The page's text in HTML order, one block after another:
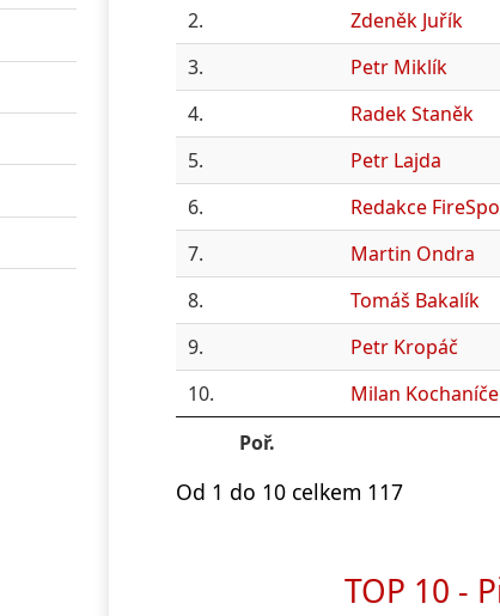
2.
Zdeněk Juřík
3.
Petr Miklík
4.
Radek Staněk
5.
Petr Lajda
6.
Redakce
7.
Martin Ondra
8.
Tomáš Bakalík
9.
Petr Kropáč
10.
Milan
Poř.
Od 1 do 10 celkem 117
TOP 10 -